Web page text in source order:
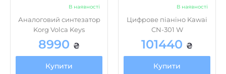
Korg Volca Keys
8990₴
Купити
CN-301 W
101440 ₴
Купити